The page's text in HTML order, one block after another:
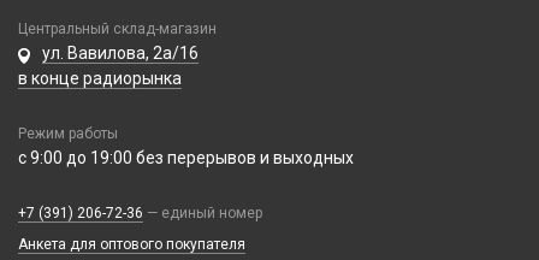
Шлейфы
АЗУ
АЗУ + FM-модулятор
АЗУ + кабель
Кабели
3 в 1
4 в 1
Компьютерная периферия
Аксессуары для ПК
Центральный склад-магазин
ул. Вавилова, 2а/16
в конце радиорынка
Режим работы
с 9:00 до 19:00 без перерывов и выходных
+7 (391) 206-72-36 — единый номер
Анкета для оптового покупателя